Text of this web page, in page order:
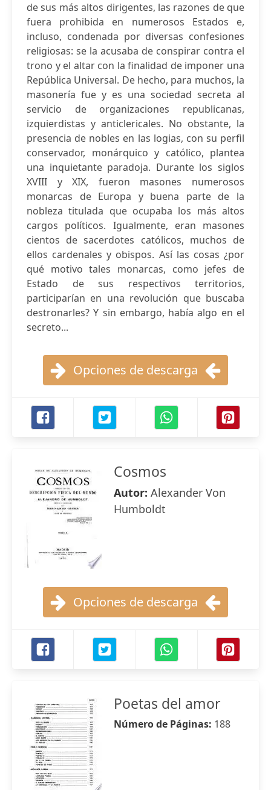
de sus más altos dirigentes, las razones de que
fuera prohibida en numerosos Estados e,
incluso, condenada por diversas confesiones
religiosas: se la acusaba de conspirar contra el
trono y el altar con la finalidad de imponer una
República Universal. De hecho, para muchos, la
masonería fue y es una sociedad secreta al
servicio de organizaciones republicanas,
izquierdistas y anticlericales. No obstante, la
presencia de nobles en las logias, con su perfil
conservador, monárquico y católico, plantea
una inquietante paradoja. Durante los siglos
XVIII y XIX, fueron masones numerosos
monarcas de Europa y buena parte de la
nobleza titulada que ocupaba los más altos
cargos políticos. Igualmente, eran masones
cientos de sacerdotes católicos, muchos de
ellos cardenales y obispos. Así las cosas ¿por
qué motivo tales monarcas, como jefes de
Estado de sus respectivos territorios,
participarían en una revolución que buscaba
destronarles? Y sin embargo, había algo en el
secreto...
Opciones de descarga
Cosmos
Autor: Alexander Von
Humboldt
Opciones de descarga
Poetas del amor
Número de Páginas: 188